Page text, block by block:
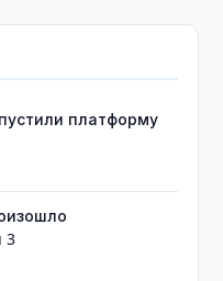
платформу
3